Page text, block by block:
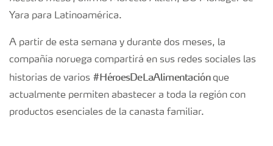
Yara para Latinoamérica.
A partir de esta semana y durante dos meses, la
compañía noruega compartirá en sus redes sociales las
historias de varios #HéroesDeLaAlimentaciónque
actualmente permiten abastecer a toda la región con
productos esenciales de la canasta familiar.